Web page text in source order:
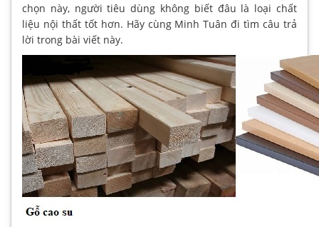
chọn này, người tiêu dùng không biết đâu là loại chất
liệu nội thất tốt hơn. Hãy cùng Minh Tuân đi tìm câu trả
lời trong bài viết này.